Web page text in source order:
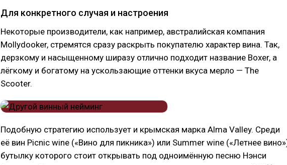
Для конкретного случая и настроения
Некоторые производители, как например, австралийская компания
Mollydooker, стремятся сразу раскрыть покупателю характер вина. Так,
дерзкому и насыщенному ширазу отлично подходит название Boxer, а
лёгкому и богатому на ускользающие оттенки вкуса мерло — The
Scooter.
Подобную стратегию использует и крымская марка Alma Valley. Среди
её вин Picnic wine («Вино для пикника») или Summer wine («Летнее
бутылку которого стоит открывать под одноимённую песню Нэнси